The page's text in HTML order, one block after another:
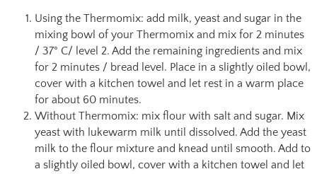
Using the Thermomix: add milk, yeast and sugar in the
mixing bowl of your Thermomix and mix for 2 minutes
/ 37° C/ level 2. Add the remaining ingredients and mix
for 2 minutes / bread level. Place in a slightly oiled bowl,
cover with a kitchen towel and let rest in a warm place
for about 60 minutes.
Without Thermomix: mix flour with salt and sugar. Mix
yeast with lukewarm milk until dissolved. Add the yeast
milk to the flour mixture and knead until smooth. Add to
a slightly oiled bowl, cover with a kitchen towel and let